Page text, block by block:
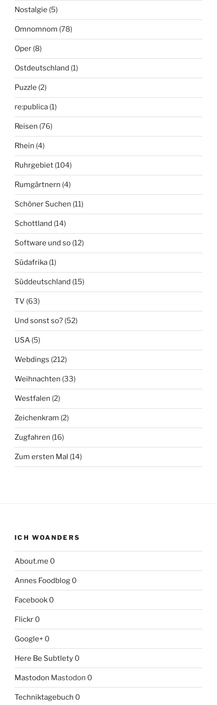
Nostalgie (5)
Omnomnom (78)
Oper (8)
Ostdeutschland (1)
Puzzle (2)
re:publica (1)
Reisen (76)
Rhein (4)
Ruhrgebiet (104)
Rumgärtnern (4)
Schöner Suchen (11)
Schottland (14)
Software und so (12)
Südafrika (1)
Süddeutschland (15)
TV (63)
Und sonst so? (52)
USA (5)
Webdings (212)
Weihnachten (33)
Westfalen (2)
Zeichenkram (2)
Zugfahren (16)
Zum ersten Mal (14)
ICH WOANDERS
About.me 0
Annes Foodblog 0
Facebook 0
Flickr 0
Google+ 0
Here Be Subtlety 0
Mastodon Mastodon 0
Techniktagebuch 0